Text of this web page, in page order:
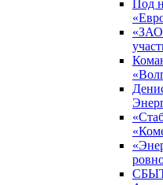
Под
«ЗАО